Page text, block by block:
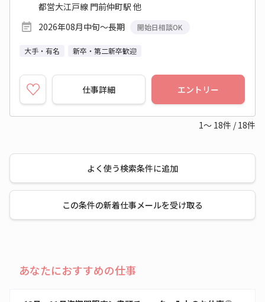
都営大江戸線 門前仲町駅 他
2026年08月中旬～長期
開始日相談OK
大手・有名 新卒・第二新卒歓迎
仕事詳細 エントリー
1～ 18件 / 18件
よく使う検索条件に追加
この条件の新着仕事メールを受け取る
あなたにおすすめの仕事